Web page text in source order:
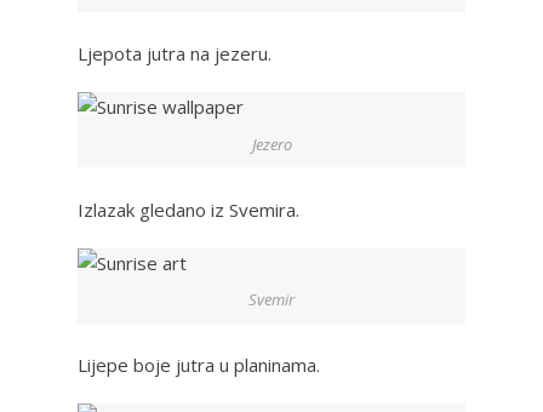
Ljepota jutra na jezeru.
Jezero
Izlazak gledano iz Svemira.
Svemir
Lijepe boje jutra u planinama.